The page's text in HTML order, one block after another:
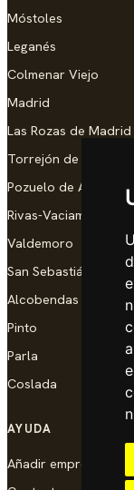
Móstoles
Leganés
Colmenar Viejo
Madrid
Las Rozas de Madrid
Torrejón de Ardoz
Pozuelo de Alarcón
Rivas-Vaciamadrid
Valdemoro
San Sebastián de los
Alcobendas
Pinto
Parla
Coslada
AYUDA
Añadir empresa